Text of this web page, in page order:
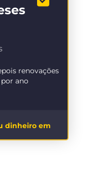
renovações
ano
dinheiro em